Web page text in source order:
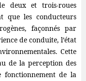
deux et trois-roues
que les conducteurs
façonnés par
de conduite, l’état
Cette
de la perception des
fonctionnement de la